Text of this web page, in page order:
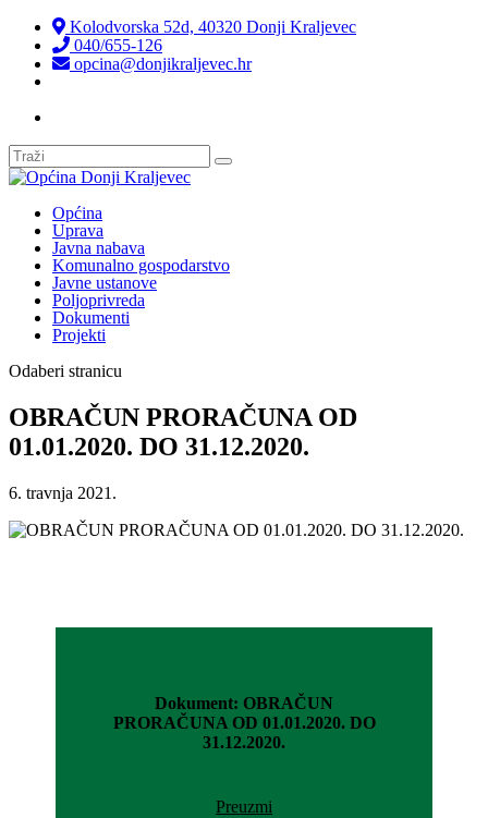
Kolodvorska 52d, 40320 Donji Kraljevec
040/655-126
opcina@donjikraljevec.hr
Općina
Uprava
Javna nabava
Komunalno gospodarstvo
Javne ustanove
Poljoprivreda
Dokumenti
Projekti
Odaberi stranicu
OBRAČUN PRORAČUNA OD
01.01.2020. DO 31.12.2020.
6. travnja 2021.
Dokument: OBRAČUN
PRORAČUNA OD 01.01.2020. DO
31.12.2020.
Preuzmi